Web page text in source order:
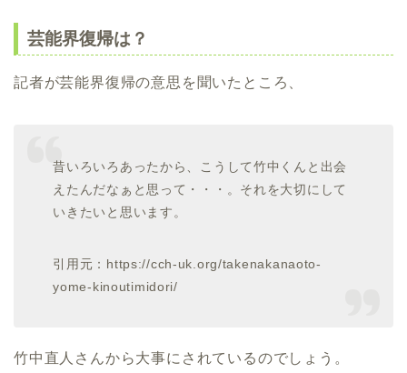
芸能界復帰は？
記者が芸能界復帰の意思を聞いたところ、
昔いろいろあったから、こうして竹中くんと出会
えたんだなぁと思って・・・。それを大切にして
いきたいと思います。
引用元：https://cch-uk.org/takenakanaoto-
yome-kinoutimidori/
竹中直人さんから大事にされているのでしょう。